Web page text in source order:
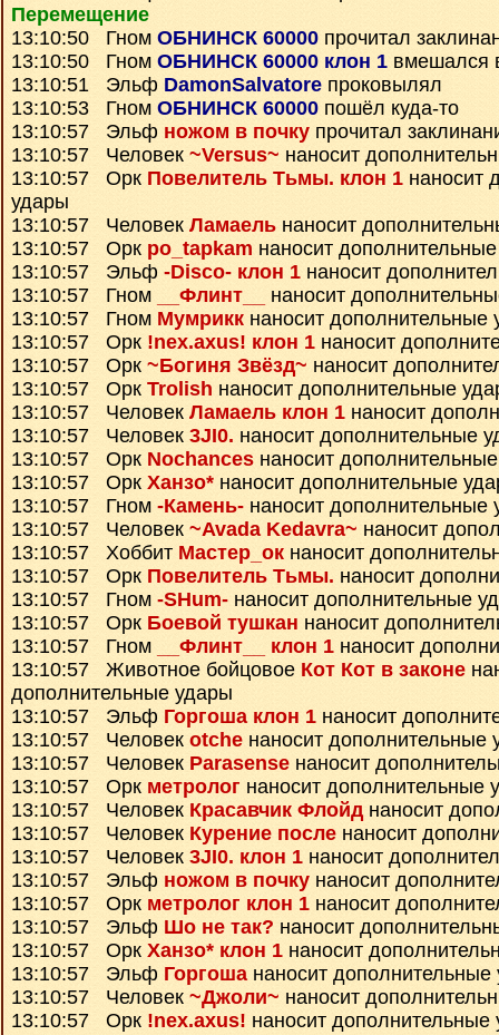
Перемещение
13:10:50 Гном ОБНИНСК 60000 прочитал
13:10:50 Гном ОБНИНСК 60000 клон 1 вмешался
13:10:51 Эльф DamonSalvatore проковылял
13:10:53 Гном ОБНИНСК 60000 пошёл куда-то
13:10:57 Эльф ножом в почку прочитал
13:10:57 Человек ~Versus~ наносит
13:10:57 Орк Повелитель Тьмы. клон 1 наносит
удары
13:10:57 Человек Ламаель наносит
13:10:57 Орк po_tapkam наносит
13:10:57 Эльф -Disco- клон 1 наносит
13:10:57 Гном
__Флинт__
наносит
13:10:57 Гном Мумрикк наносит дополнительные
13:10:57 Орк !nex.axus! клон 1 наносит
13:10:57 Орк ~Богиня Звёзд~ наносит
13:10:57 Орк Trolish наносит дополнительные
13:10:57 Человек Ламаель клон 1 наносит
13:10:57 Человек 3JI0. наносит дополнительные
13:10:57 Орк Nochances наносит
13:10:57 Орк Ханзо* наносит дополнительные
13:10:57 Гном -Камень- наносит дополнительные
13:10:57 Человек ~Avada Kedavra~ наносит
13:10:57 Хоббит Мастер_ок наносит
13:10:57 Орк Повелитель Тьмы. наносит
13:10:57 Гном -SHum- наносит дополнительные
13:10:57 Орк Боевой тушкан наносит
13:10:57 Гном
__Флинт__ клон 1 наносит
13:10:57 Животное бойцовое Кот Кот в законе
дополнительные удары
13:10:57 Эльф Горгоша клон 1 наносит
13:10:57 Человек otche наносит дополнительные
13:10:57 Человек Parasense наносит
13:10:57 Орк метролог наносит дополнительные
13:10:57 Человек Красавчик Флойднаносит
13:10:57 Человек Курение после наносит
13:10:57 Человек 3JI0. клон 1 наносит
13:10:57 Эльф ножом в почку наносит
13:10:57 Орк метролог клон 1 наносит
13:10:57 Эльф Шо не так? наносит
13:10:57 Орк Ханзо* клон 1 наносит
13:10:57 Эльф Горгошананосит дополнительные
13:10:57 Человек ~Джоли~ наносит
13:10:57 Орк !nex.axus! наносит дополнительные